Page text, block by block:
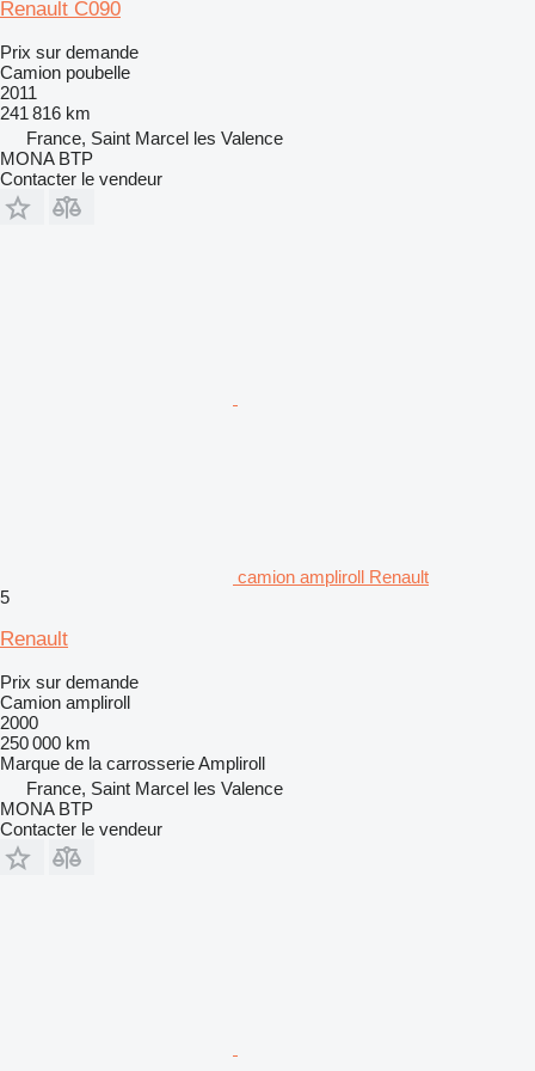
Renault C090
Prix sur demande
Camion poubelle
2011
241 816 km
France, Saint Marcel les Valence
MONA BTP
Contacter le vendeur
camion ampliroll Renault
5
Renault
Prix sur demande
Camion ampliroll
2000
250 000 km
Marque de la carrosserieAmpliroll
France, Saint Marcel les Valence
MONA BTP
Contacter le vendeur